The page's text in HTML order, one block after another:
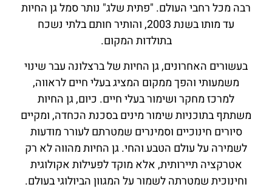
רבה מכל רחבי העולם. "פתית שלג" נותר סמל גן החיות
עד מותו בשנת 2003, והותיר חותם בלתי נשכח
בתולדות המקום.
בעשורים האחרונים, גן החיות של ברצלונה עבר שינוי
משמעותי והפך ממקום המציג בעלי חיים לראווה,
למרכז מחקר ושימור בעלי חיים. כיום, גן החיות
משתתף בתוכניות שימור מינים בסכנת הכחדה, ומקיים
סיורים חינוכיים וסמינרים שמטרתם לעורר מודעות
לשמירה על עולם הטבע והחי. גן החיות מהווה לא רק
אטרקציה תיירותית, אלא מוקד לפעילות אקולוגית
וחינוכית שמטרתה לשמור על המגוון הביולוגי בעולם.